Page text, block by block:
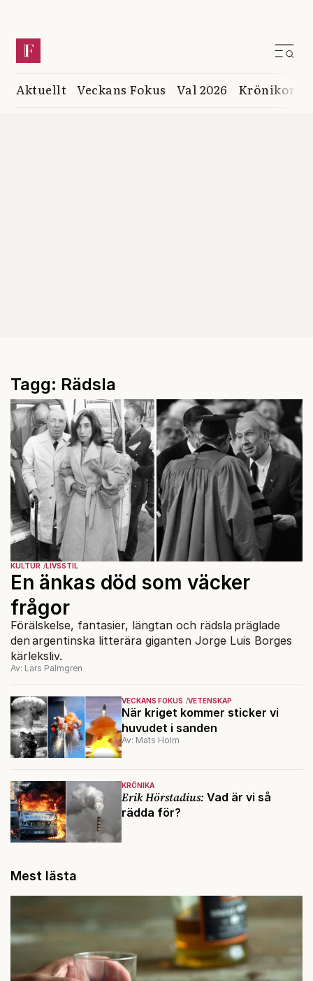
Aktuellt Veckans Fokus Val 2026 Krönikor
Tagg: Rädsla
VECKANS FOKUS VETENSKAP
När kriget kommer sticker vi
huvudet i sanden
Av: Mats Holm
KRÖNIKA
Erik Hörstadius: Vad är vi så
rädda för?
KULTUR LIVSSTIL
En änkas död som väcker
frågor
Förälskelse, fantasier, längtan och rädsla präglade
den argentinska litterära giganten Jorge Luis Borges
kärleksliv.
Av: Lars Palmgren
Mest lästa